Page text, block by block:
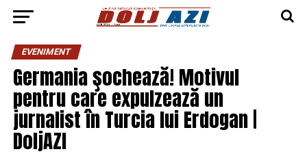
EVENIMENT
Germania şochează! Motivul
pentru care expulzează un
jurnalist în Turcia lui Erdogan |
DoljAZI